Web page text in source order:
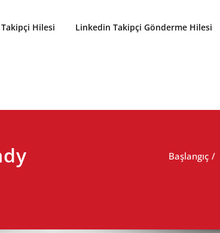
Hilesi Linkedin Takipçi Gönderme Hilesi
Başlangıç